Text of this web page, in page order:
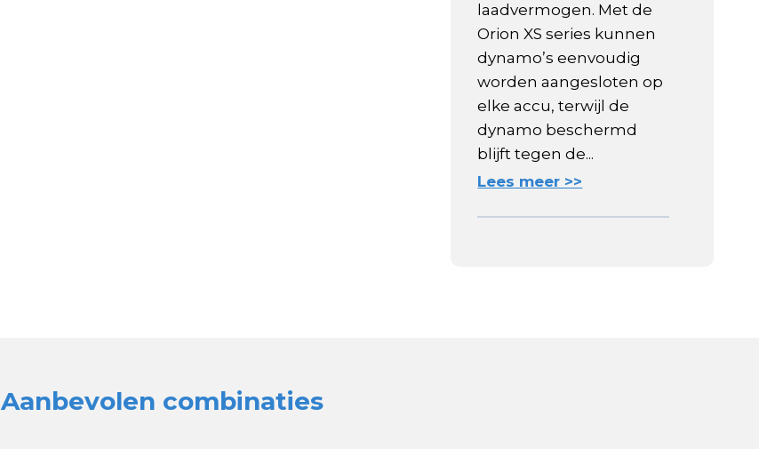
laadvermogen. Met de
Orion XS series kunnen
dynamo’s eenvoudig
worden aangesloten op
elke accu, terwijl de
dynamo beschermd
blijft tegen de...
Lees meer >>
Aanbevolen combinaties